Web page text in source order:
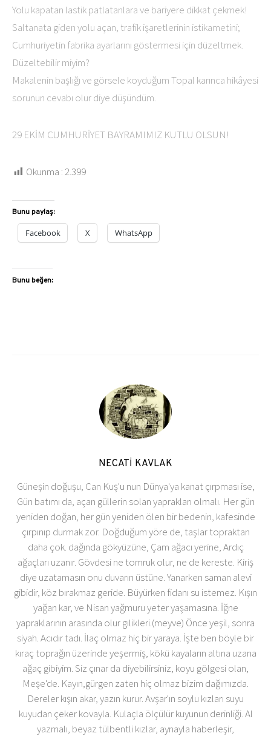
Yolu kapatan lastik patlatanlara ve bariyere dikkat çekmek!
Saltanata giden yolu açan, trafik işaretlerinin istikametini;
Cumhuriyetin fabrika ayarlarını göstermesi için düzeltmek.
Düzeltebilir miyim?
Makalenin başlığı ve görsele koyduğum Topal karınca hikâyesi
sorunun cevabı olur diye düşündüm.
29 EKİM CUMHURİYET BAYRAMIMIZ KUTLU OLSUN!
Okunma :2.399
Bunu paylaş:
Facebook X WhatsApp
Bunu beğen:
NECATİ KAVLAK
Güneşin doğuşu, Can Kuş'u nun Dünya'ya kanat çırpması ise,
Gün batımı da, açan güllerin solan yaprakları olmalı. Her gün
yeniden doğan, her gün yeniden ölen bir bedenin, kafesinde
çırpınıp durmak zor. Doğduğum yöre de, taşlar topraktan
daha çok. dağında gökyüzüne, Çam ağacı yerine, Ardıç
ağaçları uzanır. Gövdesi ne tomruk olur, ne de kereste. Kiriş
diye uzatamasın onu duvarın üstüne. Yanarken saman alevi
gibidir, köz bırakmaz geride. Büyürken fidanı su istemez. Kışın
yağan kar, ve Nisan yağmuru yeter yaşamasına. İğne
yapraklarının arasında olur gılikleri.(meyve) Önce yeşil, sonra
siyah. Acıdır tadı. İlaç olmaz hiç bir yaraya. İşte ben böyle bir
kıraç toprağın üzerinde yeşermiş, kökü kayaların altına uzana
ağaç gibiyim. Siz çınar da diyebilirsiniz, koyu gölgesi olan,
Meşe'de. Kayın,gürgen zaten hiç olmaz bizim dağımızda.
Dereler kışın akar, yazın kurur. Avşar'ın soylu kızları suyu
kuyudan çeker kovayla. Kulaçla ölçülür kuyunun derinliği. Al
yazmalı, beyaz tülbentli kızlar, aynayla haberleşir,